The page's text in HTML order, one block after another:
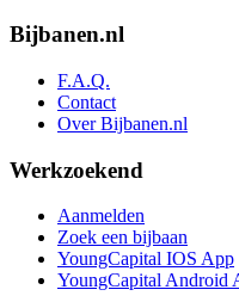
Bijbanen.nl
F.A.Q.
Contact
Over Bijbanen.nl
Werkzoekend
Aanmelden
Zoek een bijbaan
YoungCapital IOS App
YoungCapital Android